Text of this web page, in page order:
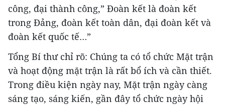
công, đại thành công,” Đoàn kết là đoàn kết
trong Đảng, đoàn kết toàn dân, đại đoàn kết và
đoàn kết quốc tế…”
Tổng Bí thư chỉ rõ: Chúng ta có tổ chức Mặt trận
và hoạt động mặt trận là rất bổ ích và cần thiết.
Trong điều kiện ngày nay, Mặt trận ngày càng
sáng tạo, sáng kiến, gần đây tổ chức ngày hội